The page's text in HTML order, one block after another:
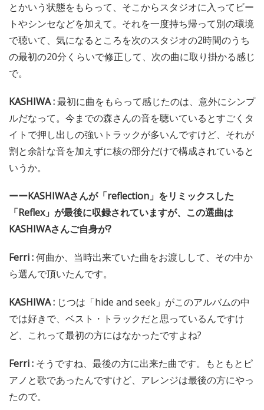
とかいう状態をもらって、そこからスタジオに入ってビー
トやシンセなどを加えて。それを一度持ち帰って別の環境
で聴いて、気になるところを次のスタジオの2時間のうち
の最初の20分くらいで修正して、次の曲に取り掛かる感じ
で。
KASHIWA :最初に曲をもらって感じたのは、意外にシンプ
ルだなって。今までの森さんの音を聴いているとすごくタ
イトで押し出しの強いトラックが多いんですけど、それが
割と余計な音を加えずに核の部分だけで構成されていると
いうか。
ーーKASHIWAさんが「reflection」をリミックスした
「Reflex」が最後に収録されていますが、この選曲は
KASHIWAさんご自身が?
Ferri :何曲か、当時出来ていた曲をお渡しして、その中か
ら選んで頂いたんです。
KASHIWA : じつは「hide and seek」がこのアルバムの中
では好きで、ベスト・トラックだと思っているんですけ
ど、これって最初の方にはなかったですよね?
Ferri : そうですね、最後の方に出来た曲です。もともとピ
アノと歌であったんですけど、アレンジは最後の方にやっ
たので。